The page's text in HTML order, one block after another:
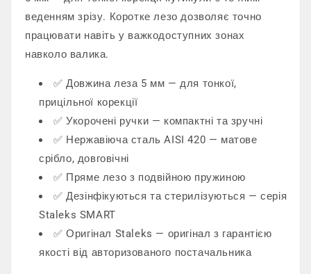
веденням зрізу. Коротке лезо дозволяє точно
працювати навіть у важкодоступних зонах
навколо валика.
✅ Довжина леза 5 мм — для тонкої,
прицільної корекції
✅ Укорочені ручки — компактні та зручні
✅ Нержавіюча сталь AISI 420 — матове
срібло, довговічні
✅ Пряме лезо з подвійною пружиною
✅ Дезінфікуються та стерилізуються — серія
Staleks SMART
✅ Оригінал Staleks — оригінал з гарантією
якості від авторизованого постачальника